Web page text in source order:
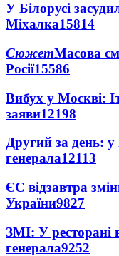
У Білорусі
Міхалка15814
СюжетМасова
Росії15586
Вибух у Москві:
заяви12198
Другий за день:
генерала12113
ЄС відзавтра
України9827
ЗМІ: У ресторані
генерала9252